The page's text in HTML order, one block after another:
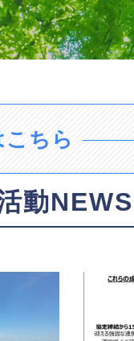
こちら
動NEWS